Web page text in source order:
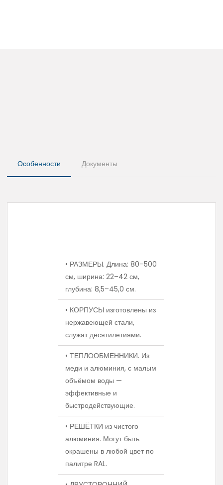
Особенности Документы
• РАЗМЕРЫ. Длина: 80–500
см, ширина: 22–42 см,
глубина: 8,5–45,0 см.
• КОРПУСЫ изготовлены из
нержавеющей стали,
служат десятилетиями.
• ТЕПЛООБМЕННИКИ. Из
меди и алюминия, с малым
объёмом воды —
эффективные и
быстродействующие.
• РЕШЁТКИ из чистого
алюминия. Могут быть
окрашены в любой цвет по
палитре RAL.